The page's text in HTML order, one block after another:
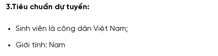
3.Tiêu chuẩn dự tuyển:
Sinh viên là công dân Việt Nam;
Giới tính: Nam